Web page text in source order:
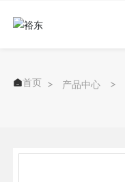
首页 产品中心